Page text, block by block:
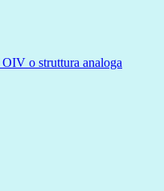
o struttura analoga